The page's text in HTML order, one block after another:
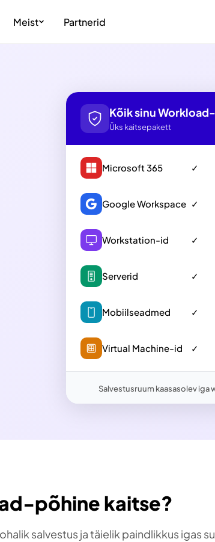
Meist Partnerid
Kõik sinu
Üks kaitsepakett
Microsoft 365 ✓
Google Workspace ✓
Workstation-id ✓
Serverid ✓
Mobiilseadmed ✓
Virtual Machine-id ✓
Salvestusruum kaasasolev iga
põhine kaitse?
salvestus ja täielik paindlikkus igas